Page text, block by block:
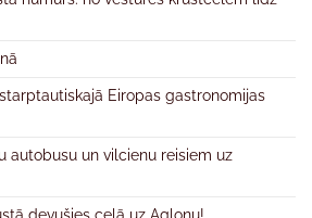
Eiropas gastronomijas
autobusu un vilcienu reisiem uz